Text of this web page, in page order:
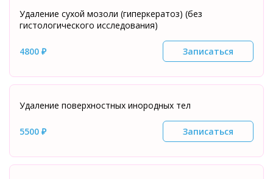
Удаление сухой мозоли (гиперкератоз) (без
гистологического исследования)
4800 ₽ Записаться
Удаление поверхностных инородных тел
5500 ₽ Записаться